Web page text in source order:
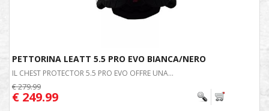
PETTORINA LEATT 5.5 PRO EVO BIANCA/NERO
IL CHEST PROTECTOR 5.5 PRO EVO OFFRE UNA...
€ 279.99
€ 249.99